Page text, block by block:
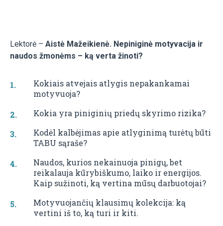
Lektorė – Aistė Mažeikienė. Nepiniginė motyvacija ir
naudos žmonėms – ką verta žinoti?
Kokiais atvejais atlygis nepakankamai
motyvuoja?
Kokia yra piniginių priedų skyrimo rizika?
Kodėl kalbėjimas apie atlyginimą turėtų būti
TABU sąraše?
Naudos, kurios nekainuoja pinigų, bet
reikalauja kūrybiškumo, laiko ir energijos.
Kaip sužinoti, ką vertina mūsų darbuotojai?
Motyvuojančių klausimų kolekcija: ką
vertini iš to, ką turi ir kiti.